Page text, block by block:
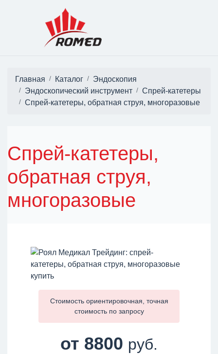
Главная Каталог
Эндоскопия
Эндоскопический инструмент
Спрей-катетеры
Спрей-катетеры, обратная струя, многоразовые
Спрей-катетеры,
обратная струя,
многоразовые
Стоимость ориентировочная, точная
стоимость по запросу
от 8800 руб.